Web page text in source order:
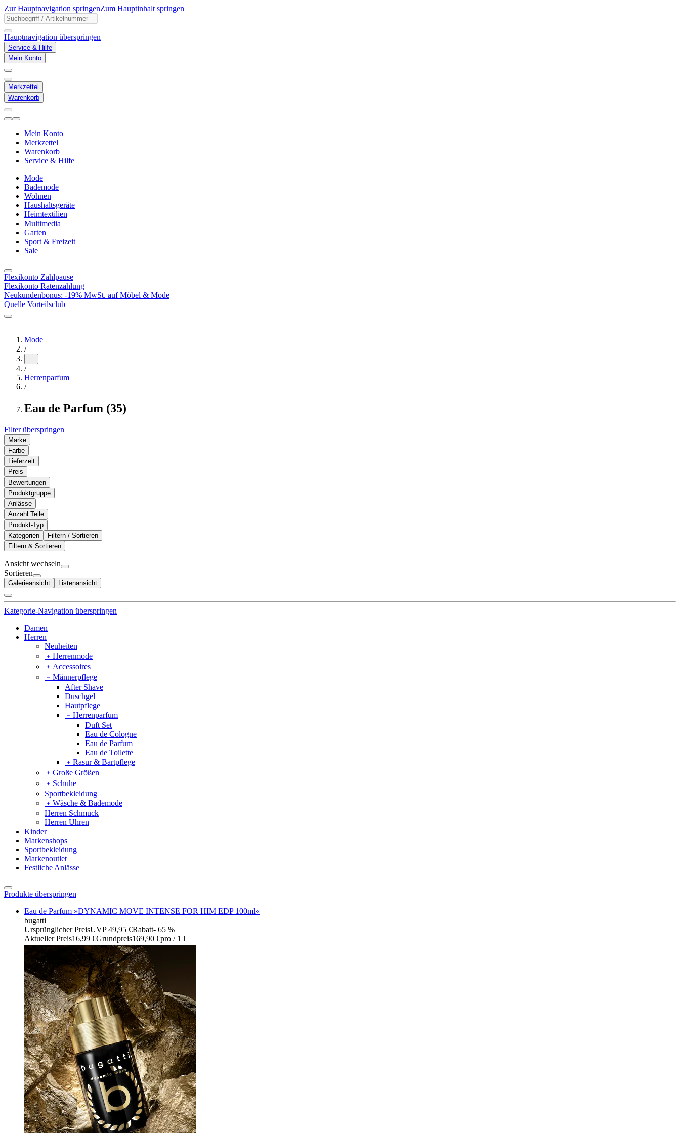
Zur Hauptnavigation springenZum Hauptinhalt springen
Hauptnavigation überspringen
Service & Hilfe
Mein Konto
Merkzettel
Warenkorb
Mein Konto
Merkzettel
Warenkorb
Service & Hilfe
Mode
Bademode
Wohnen
Haushaltsgeräte
Heimtextilien
Multimedia
Garten
Sport & Freizeit
Sale
Flexikonto Zahlpause
Flexikonto Ratenzahlung
Neukundenbonus: -19% MwSt. auf Möbel & Mode
Quelle Vorteilsclub
Mode
/
...
/
Herrenparfum
/
Eau de Parfum (35)
Filter überspringen
Marke
Farbe
Lieferzeit
Preis
Bewertungen
Produktgruppe
Anlässe
Anzahl Teile
Produkt-Typ
Kategorien
Filtern / Sortieren
Filtern & Sortieren
Ansicht wechseln
Sortieren
Galerieansicht Listenansicht
Kategorie-Navigation überspringen
Damen
Herren
Neuheiten
﹢ Herrenmode
﹢ Accessoires
﹣ Männerpflege
After Shave
Duschgel
Hautpflege
﹣ Herrenparfum
Duft Set
Eau de Cologne
Eau de Parfum
Eau de Toilette
﹢ Rasur & Bartpflege
﹢ Große Größen
﹢ Schuhe
Sportbekleidung
﹢ Wäsche & Bademode
Herren Schmuck
Herren Uhren
Kinder
Markenshops
Sportbekleidung
Markenoutlet
Festliche Anlässe
Produkte überspringen
Eau de Parfum »DYNAMIC MOVE INTENSE FOR HIM EDP 100ml«
bugatti
Ursprünglicher PreisUVP 49,95 €Rabatt- 65 %
Aktueller Preis16,99 €Grundpreis169,90 €pro / 1 l